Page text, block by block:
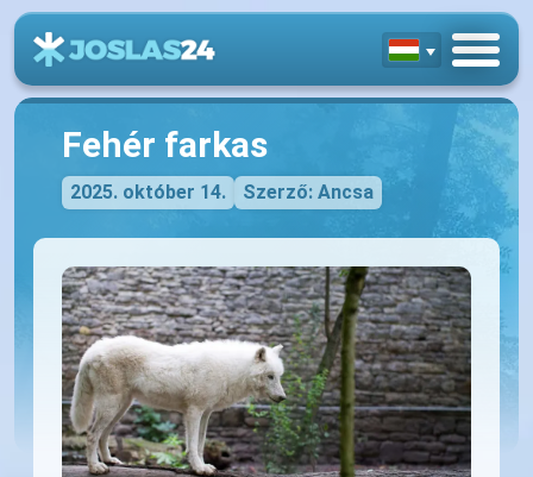
Fehér farkas
2025. október 14. Szerző: Ancsa